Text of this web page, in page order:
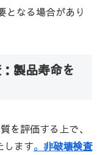
となる場合があり
製品寿命を
を評価する上で、
します。 非破壊検査